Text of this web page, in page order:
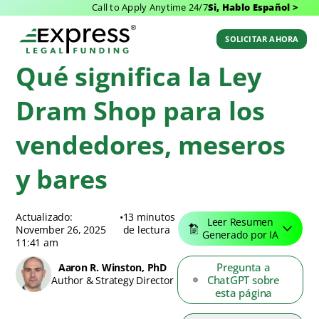
Call to Apply Anytime 24/7Si, Hablo Español >
SOLICITAR AHORA
para los vendedores, meseros y bares
Qué significa la Ley
Dram Shop para los
vendedores, meseros
y bares
Actualizado:
November 26, 2025
11:41 am
•13 minutos
de lectura
Aaron R. Winston, PhD
Author & Strategy Director
Leer Resumen
Generado por IA
Pregunta a
ChatGPT sobre
esta página